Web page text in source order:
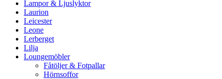
Lampor & Ljuslyktor
Laurion
Leicester
Leone
Lerberget
Lilja
Loungemöbler
Fåtöljer & Fotpallar
Hörnsoffor